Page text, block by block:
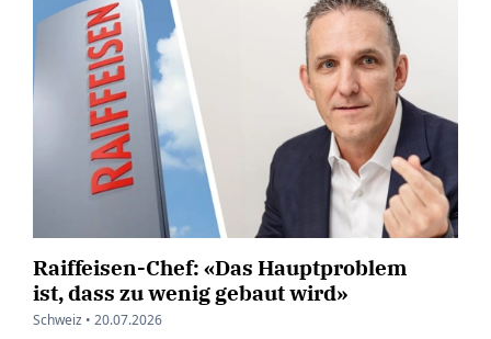
Raiffeisen-Chef: «Das Hauptproblem
ist, dass zu wenig gebaut wird»
Schweiz • 20.07.2026